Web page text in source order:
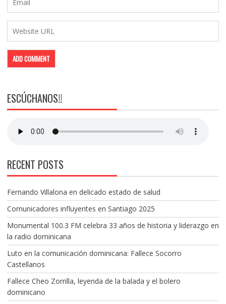
ESCÚCHANOS!!
RECENT POSTS
Fernando Villalona en delicado estado de salud
Comunicadores influyentes en Santiago 2025
Monumental 100.3 FM celebra 33 años de historia y liderazgo en
la radio dominicana
Luto en la comunicación dominicana: Fallece Socorro
Castellanos
Fallece Cheo Zorrilla, leyenda de la balada y el bolero
dominicano